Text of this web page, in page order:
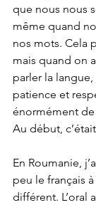
que nous nous
même quand
nos mots. Cela
mais quand on
parler la
patience et
énormément de
Au début,
En Roumanie,
peu le français
différent. L’oral